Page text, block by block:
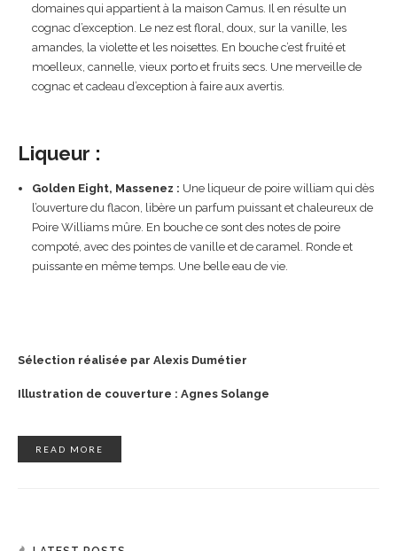
domaines qui appartient à la maison Camus. Il en résulte un
cognac d’exception. Le nez est floral, doux, sur la vanille, les
amandes, la violette et les noisettes. En bouche c’est fruité et
moelleux, cannelle, vieux porto et fruits secs. Une merveille de
cognac et cadeau d’exception à faire aux avertis.
Liqueur :
Golden Eight, Massenez : Une liqueur de poire william qui dès
l’ouverture du flacon, libère un parfum puissant et chaleureux de
Poire Williams mûre. En bouche ce sont des notes de poire
compoté, avec des pointes de vanille et de caramel. Ronde et
puissante en même temps. Une belle eau de vie.
Sélection réalisée par Alexis Dumétier
Illustration de couverture : Agnes Solange
READ MORE